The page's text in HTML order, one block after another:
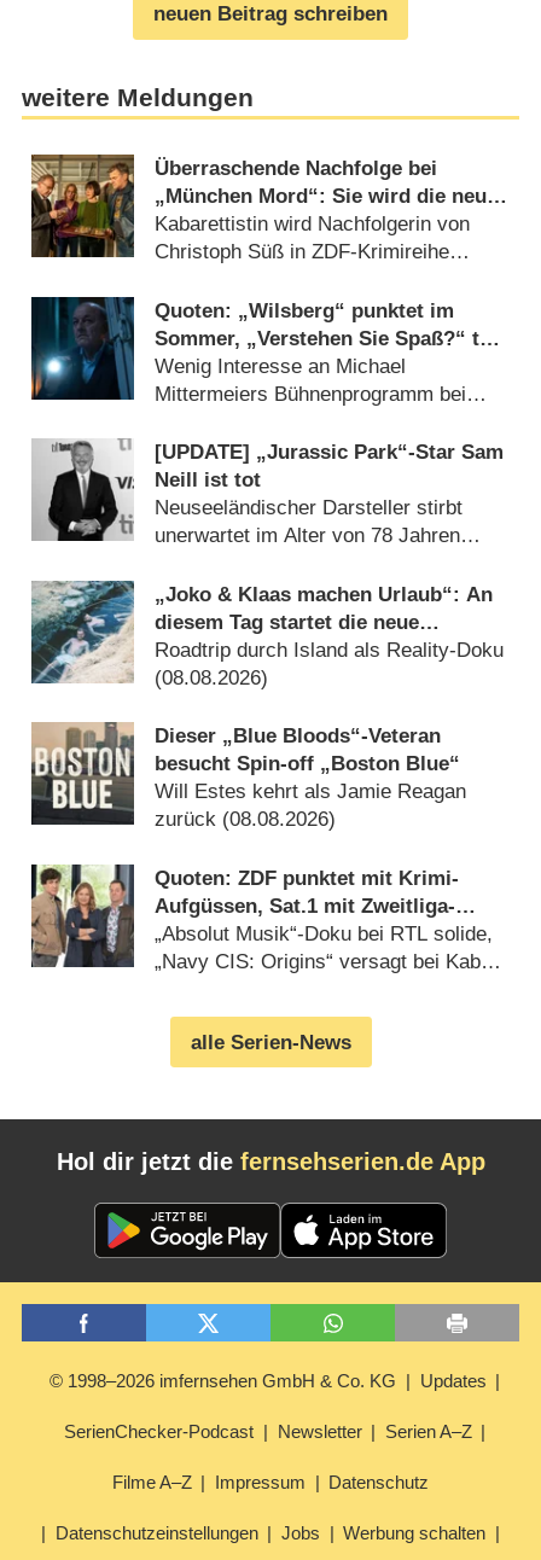
neuen Beitrag schreiben
weitere Meldungen
Überraschende Nachfolge bei
„München Mord“: Sie wird die neue
Chefin
Kabarettistin wird Nachfolgerin von
Christoph Süß in ZDF-Krimireihe
Quoten: „Wilsberg“ punktet im
Sommer, „Verstehen Sie Spaß?“ tut
sich schwer
Wenig Interesse an Michael
Mittermeiers Bühnenprogramm bei
[UPDATE] „Jurassic Park“-Star Sam
Neill ist tot
Neuseeländischer Darsteller stirbt
unerwartet im Alter von 78 Jahren
„Joko & Klaas machen Urlaub“: An
diesem Tag startet die neue
Sendung des Entertainer-Duos
Roadtrip durch Island als Reality-Doku
(08.08.2026)
Dieser „Blue Bloods“-Veteran
besucht Spin-off „Boston Blue“
Will Estes kehrt als Jamie Reagan
zurück (08.08.2026)
Quoten: ZDF punktet mit Krimi-
Aufgüssen, Sat.1 mit Zweitliga-
Auftakt
„Absolut Musik“-Doku bei RTL solide,
„Navy CIS: Origins“ versagt bei Kabel
alle Serien-News
Hol dir jetzt die fernsehserien.de App
© 1998–2026 imfernsehen GmbH & Co. KG Updates
SerienChecker-Podcast Newsletter Serien A–Z
Filme A–Z Impressum Datenschutz
Datenschutzeinstellungen Jobs Werbung schalten